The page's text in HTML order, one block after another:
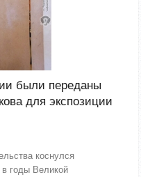
были переданы
для экспозиции
коснулся
в годы Великой